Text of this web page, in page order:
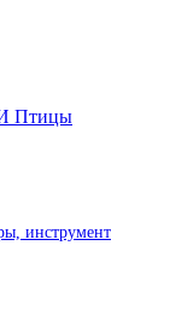
Птицы
инструмент